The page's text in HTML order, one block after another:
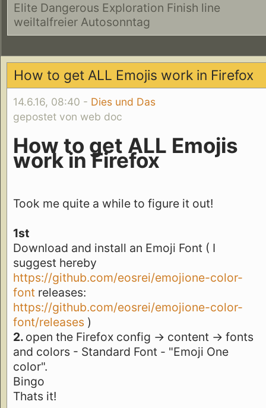
Elite Dangerous Exploration Finish line
weiltalfreier Autosonntag
How to get ALL Emojis work in Firefox
14.6.16, 08:40 - Dies und Das
gepostet von web doc
How to get ALL Emojis
work in Firefox
Took me quite a while to figure it out!
1st
Download and install an Emoji Font ( I
suggest hereby
https://github.com/eosrei/emojione-color-
font releases:
https://github.com/eosrei/emojione-color-
font/releases )
2. open the Firefox config -> content -> fonts
and colors - Standard Font - "Emoji One
color".
Bingo
Thats it!